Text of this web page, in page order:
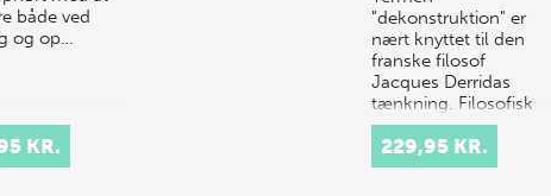
både ved
og op­…
KR.
"dekonstruktion" er
nært knyttet til den
franske filosof
Jacques Derridas
tænkning. Filosofisk
er dekonstruktion
forbundet med
Derridas frem­læ…
229,95 KR.